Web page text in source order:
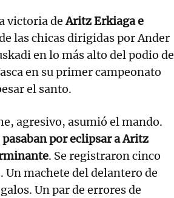
victoria deAritz Erkiaga e
las chicas dirigidas por Ander
en lo más alto del podio de
en su primer campeonato
el santo.
agresivo, asumió el mando.
por eclipsar a Aritz
. Se registraron cinco
Un machete del delantero de
Un par de errores de